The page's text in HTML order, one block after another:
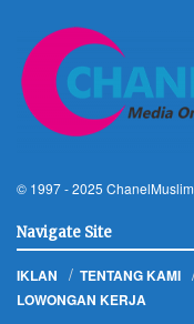
© 1997 - 2025 ChanelMuslim
Navigate Site
IKLAN TENTANG KAMI
LOWONGAN KERJA